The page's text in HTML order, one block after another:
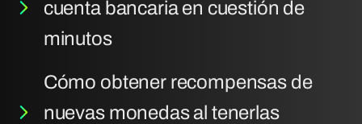
cuenta bancaria en cuestión de
minutos
Cómo obtener recompensas de
nuevas monedas al tenerlas